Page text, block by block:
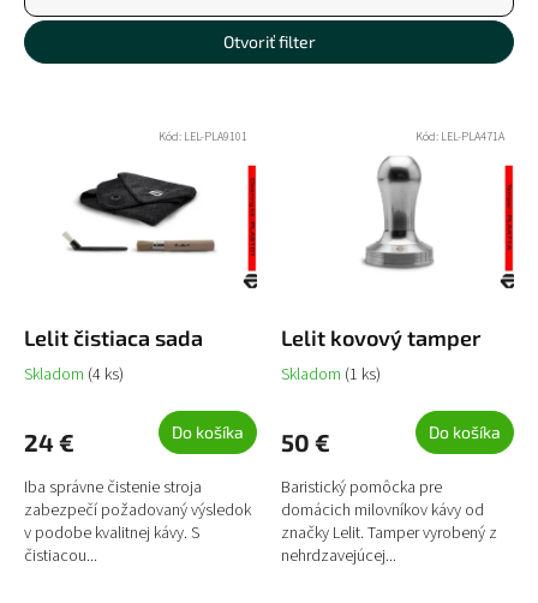
d
e
n
o
Najpredávanejšie
Abecedne
Otvoriť filter
u
k
t
v
Lelit čistiaca sada
Skladom (4 ks)
24 € Do košíka
Iba správne čistenie stroja
zabezpečí požadovaný výsledok
v podobe kvalitnej kávy. S
čistiacou...
Kód: LEL-PLA9101
Lelit kovový tamper
Skladom (1 ks)
50 € Do košíka
Baristický pomôcka pre
domácich milovníkov kávy od
značky Lelit. Tamper vyrobený z
nehrdzavejúcej...
Kód: LEL-PLA471A